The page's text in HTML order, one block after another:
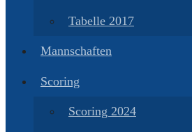
Tabelle 2017
Mannschaften
Scoring
Scoring 2024